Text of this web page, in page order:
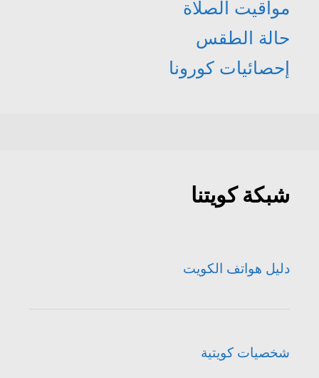
مواقيت الصلاة
حالة الطقس
إحصائيات كورونا
شبكة كويتنا
دليل هواتف الكويت
شخصيات كويتية